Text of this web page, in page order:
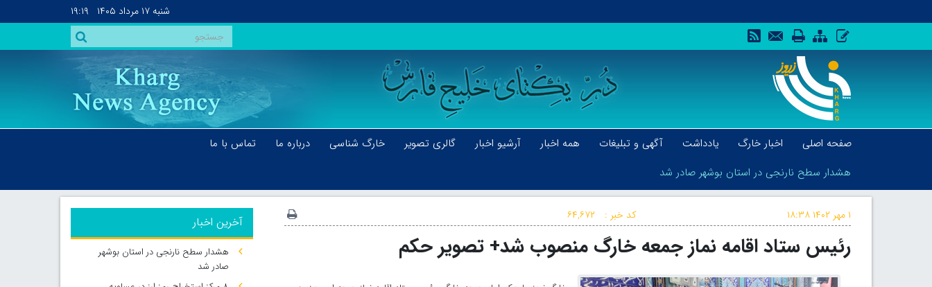
شنبه ۱۷ مرداد ۱۴۰۵ ۱۹:۱۹
صفحه اصلی اخبار خارگ یادداشت آگهی و تبلیغات همه اخبار آرشیو اخبار گالری تصویر خارگ شناسی درباره ما
تماس با ما
هشدار سطح نارنجی در استان بوشهر صادر شد
هشدار سطح نارنجی در استان بوشهر صادر شد
کد خبر : ۶۴,۶۷۲ ۱ مهر ۱۴۰۲ ۱۸:۳۸
رئیس ستاد اقامه نماز جمعه خارگ منصوب شد+ تصویر حکم
آخرین اخبار
هشدار سطح نارنجی در استان بوشهر
صادر شد